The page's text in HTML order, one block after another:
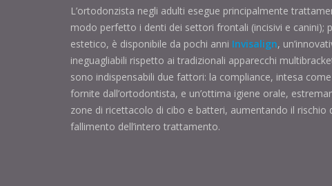
L’ortodonzista negli adulti esegue principalmente
modo perfetto i denti dei settori frontali (incisivi e
estetico, è disponibile da pochi anni Invisalign,
ineguagliabili rispetto ai tradizionali apparecchi
sono indispensabili due fattori: la compliance, intesa
fornite dall’ortodontista, e un’ottima igiene orale,
zone di ricettacolo di cibo e batteri, aumentando il
fallimento dell’intero trattamento.